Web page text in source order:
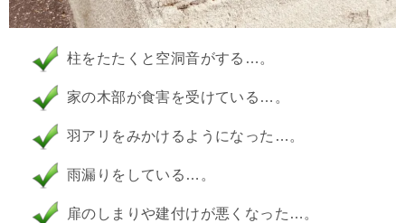
柱をたたくと空洞音がする…。
家の木部が食害を受けている…。
羽アリをみかけるようになった…。
雨漏りをしている…。
扉のしまりや建付けが悪くなった…。